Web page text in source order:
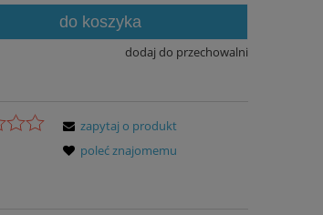
do koszyka
dodaj do przechowalni
zapytaj o produkt
poleć znajomemu